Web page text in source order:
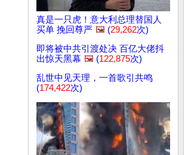
真是一只虎！意大利总理替国人
买单 挽回尊严 🖼️ (29,262次)
即将被中共引渡处决 百亿大佬抖
出惊天黑幕 🖼️ (122,875次)
乱世中见天理，一首歌引共鸣
(174,422次)